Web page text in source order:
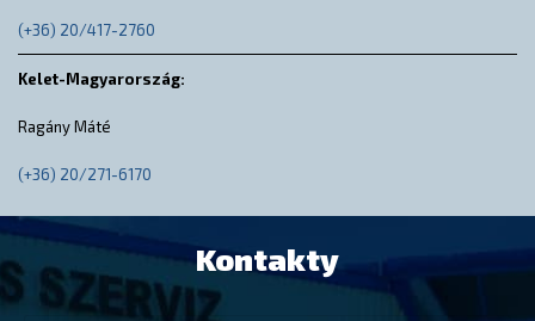
(+36) 20/417-2760
Kelet-Magyarország:
Ragány Máté
(+36) 20/271-6170
Kontakty